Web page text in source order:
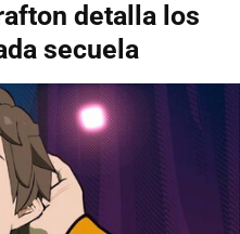
detalla los
secuela